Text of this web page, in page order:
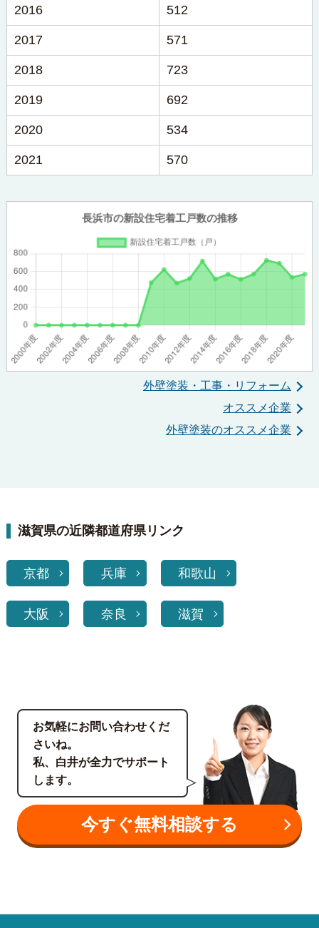
2016 512
2017 571
2018 723
2019 692
2020 534
2021 570
外壁塗装・工事・リフォーム
オススメ企業
外壁塗装のオススメ企業
滋賀県の近隣都道府県リンク
京都 兵庫 和歌山
大阪 奈良 滋賀
お気軽にお問い合わせくだ
さいね。
私、白井が全力でサポート
します。
今すぐ無料相談する